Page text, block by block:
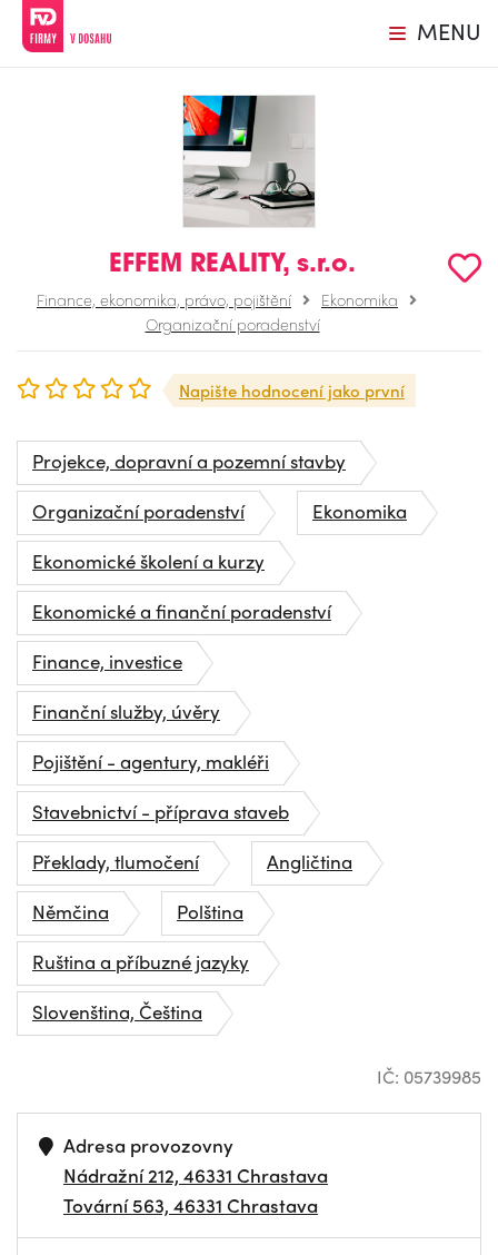
MENU
EFFEM REALITY, s.r.o.
Finance, ekonomika, právo, pojištění
Ekonomika
Organizační poradenství
Napište hodnocení jako první
Projekce, dopravní a pozemní stavby
Organizační poradenství
Ekonomika
Ekonomické školení a kurzy
Ekonomické a finanční poradenství
Finance, investice
Finanční služby, úvěry
Pojištění - agentury, makléři
Stavebnictví - příprava staveb
Překlady, tlumočení
Angličtina
Němčina
Polština
Ruština a příbuzné jazyky
Slovenština, Čeština
IČ: 05739985
Adresa provozovny
Nádražní 212, 46331 Chrastava
Tovární 563, 46331 Chrastava